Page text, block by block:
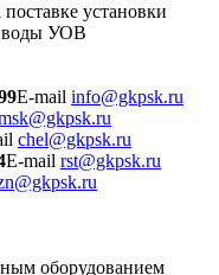
установки
воды УОВ
E-mail info@gkpsk.ru
chel@gkpsk.ru
E-mail rst@gkpsk.ru
оборудованием